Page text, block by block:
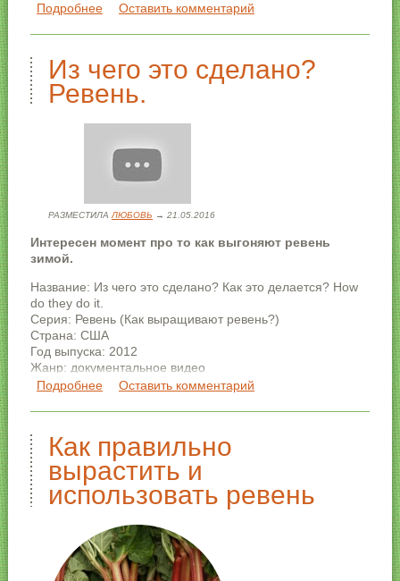
комментариях.
Подробнеео Удивительные насекомые в стебле ревеня
Оставить комментарий
Из чего это сделано?
Ревень.
РАЗМЕСТИЛА ЛЮБОВЬ → 21.05.2016
Интересен момент про то как выгоняют ревень
зимой.
Название: Из чего это сделано? Как это делается? How
do they do it.
Серия: Ревень (Как выращивают ревень?)
Страна: США
Год выпуска: 2012
Жанр: документальное видео
Подробнеео Из чего это сделано? Ревень.
Оставить комментарий
Как правильно
вырастить и
использовать ревень